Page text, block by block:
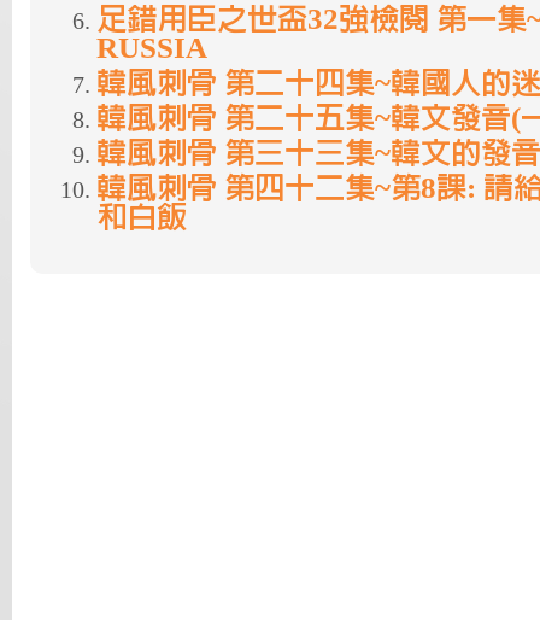
足錯用臣之世盃32強檢閱 第一集
RUSSIA
韓風刺骨 第二十四集~韓國人的
韓風刺骨 第二十五集~韓文發音(
韓風刺骨 第三十三集~韓文的發
韓風刺骨 第四十二集~第8課: 請
和白飯